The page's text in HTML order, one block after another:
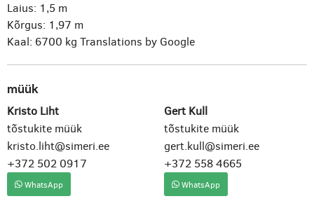
Laius: 1,5 m
Kõrgus: 1,97 m
Kaal: 6700 kg Translations by Google
müük
Kristo Liht
tõstukite müük
kristo.liht@simeri.ee
+372 502 0917
WhatsApp
Gert Kull
tõstukite müük
gert.kull@simeri.ee
+372 558 4665
WhatsApp